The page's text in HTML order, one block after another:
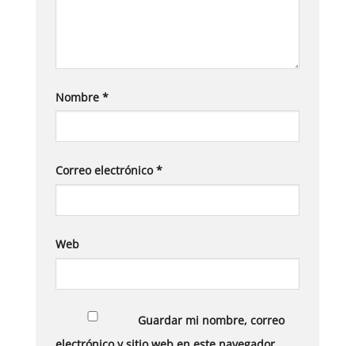
Nombre *
Correo electrónico*
Web
Guardar mi nombre, correo